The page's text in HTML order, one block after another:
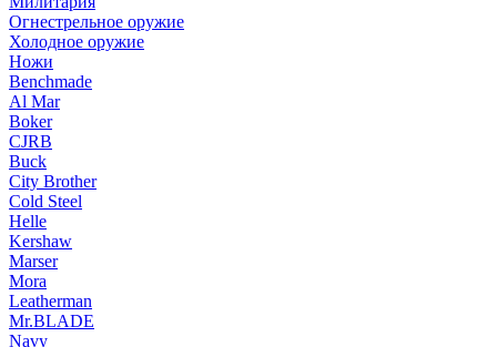
Огнестрельное оружие
Холодное оружие
Ножи
Benchmade
Al Mar
Boker
CJRB
Buck
City Brother
Cold Steel
Helle
Kershaw
Marser
Mora
Leatherman
Mr.BLADE
Navy